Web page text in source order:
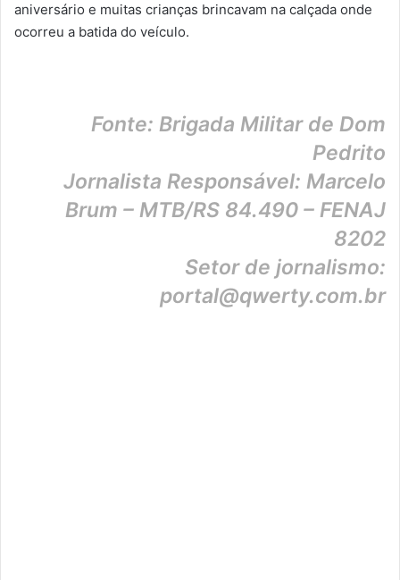
aniversário e muitas crianças brincavam na calçada onde
ocorreu a batida do veículo.
Fonte: Brigada Militar de Dom
Pedrito
Jornalista Responsável: Marcelo
Brum – MTB/RS 84.490 – FENAJ
8202
Setor de jornalismo:
portal@qwerty.com.br